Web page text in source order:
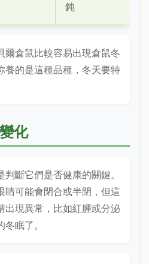
鈍
爾倉鼠比較容易出現倉鼠冬
養的是這種品種，冬天要特
化
斷它們是否健康的關鍵。
睛可能會閉合或半閉，但這
出現異常，比如紅腫或分泌
眠了。